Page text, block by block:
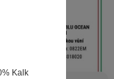
Kalk